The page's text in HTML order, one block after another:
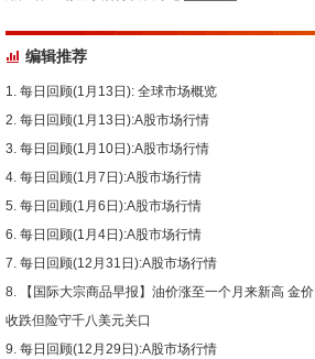
编辑推荐
每日回顾(1月13日): 全球市场概览
每日回顾(1月13日):A股市场行情
每日回顾(1月10日):A股市场行情
每日回顾(1月7日):A股市场行情
每日回顾(1月6日):A股市场行情
每日回顾(1月4日):A股市场行情
每日回顾(12月31日):A股市场行情
【国际大宗商品早报】油价涨至一个月来新高 金价
收跌但险守千八美元关口
每日回顾(12月29日):A股市场行情